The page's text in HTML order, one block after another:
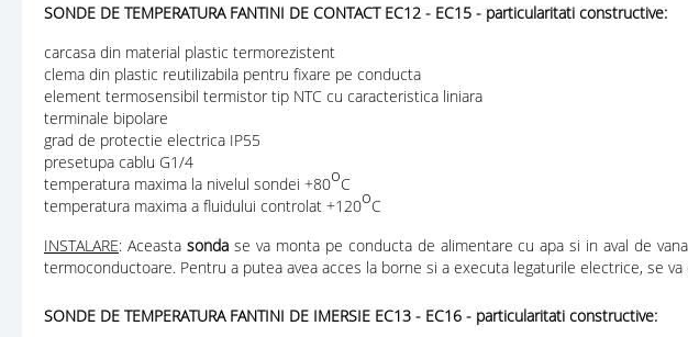
SONDE DE TEMPERATURA FANTINI DE CONTACT EC12 - EC15 - particularitati constructive:
carcasa din material plastic termorezistent
clema din plastic reutilizabila pentru fixare pe conducta
element termosensibil termistor tip NTC cu caracteristica liniara
terminale bipolare
grad de protectie electrica IP55
presetupa cablu G1/4
temperatura maxima la nivelul sondei +80oC
temperatura maxima a fluidului controlat +120oC
INSTALARE: Aceasta sondase va monta pe conducta de alimentare cu apa si in aval de
termoconductoare. Pentru a putea avea acces la borne si a executa legaturile electrice, se
SONDE DE TEMPERATURA FANTINI DE IMERSIE EC13 - EC16 - particularitati constructive: